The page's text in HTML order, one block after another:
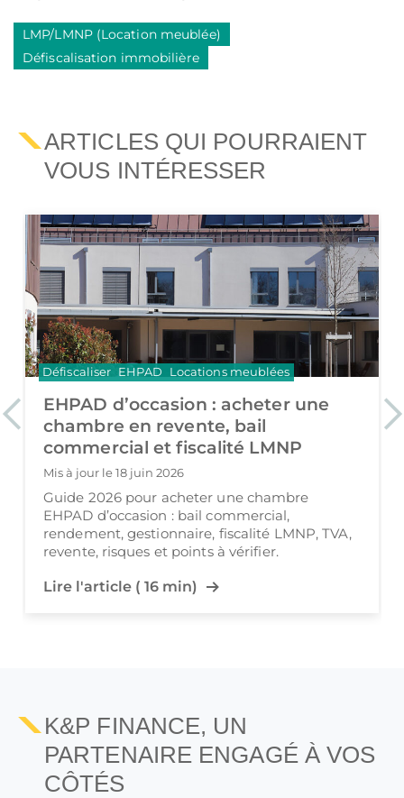
LMP/LMNP (Location meublée)
Défiscalisation immobilière
ARTICLES QUI POURRAIENT
VOUS INTÉRESSER
PreviousAvantages et inconvénients de
l’investissement en EHPAD
Mis à jour le 18 juin 2026
Investissement en EHPAD : avantages,
inconvénients, rendement, fiscalité LMNP, bail
commercial, gestionnaire, revente et risques à
vérifier avant d’acheter.
Lire l'article ( 13 min)
Défiscaliser EHPAD Locations meublées
K&P FINANCE, UN
PARTENAIRE ENGAGÉ À VOS
CÔTÉS